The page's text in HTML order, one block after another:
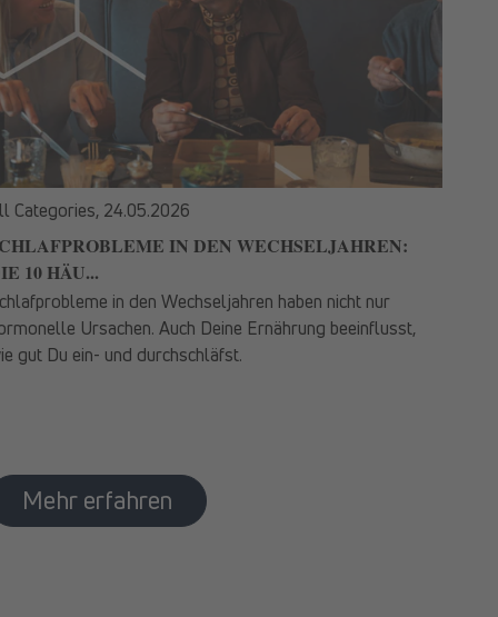
Categories, 24.05.2026
IN DEN WECHSELJAHREN:
10 HÄU...
in den Wechseljahren haben nicht nur
Ursachen. Auch Deine Ernährung beeinflusst,
gut Du ein- und durchschläfst.
Mehr erfahren